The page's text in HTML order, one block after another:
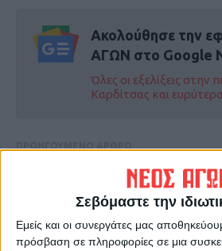
Σεβόμαστε την
Εμείς και οι συνεργάτες μας
πρόσβαση σε πληροφορίες σε μια
Ακολούθησε την
ΑΓΩΝ στο Google
Όλες οι εξελίξεις στην
Καρδίτσας και
Εξάμηνη παράταση στο έργο
μετατροπής της οδού
Χαρίτου σε δρόμο ήπιας
κυκλοφορίας